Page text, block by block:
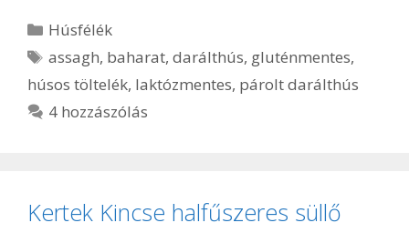
Kategória
Húsfélék
Címkék
assagh, baharat,darálthús, gluténmentes,
húsos töltelék, laktózmentes, párolt darálthús
4 hozzászólás
Kertek Kincse halfűszeres süllő